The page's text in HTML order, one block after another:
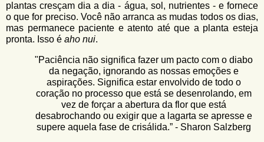
plantas cresçam dia a dia - água, sol, nutrientes - e fornece
o que for preciso. Você não arranca as mudas todos os dias,
mas permanece paciente e atento até que a planta esteja
pronta. Isso é aho nui.
"Paciência não significa fazer um pacto com o diabo
da negação, ignorando as nossas emoções e
aspirações. Significa estar envolvido de todo o
coração no processo que está se desenrolando, em
vez de forçar a abertura da flor que está
desabrochando ou exigir que a lagarta se apresse e
supere aquela fase de crisálida.” - Sharon Salzberg